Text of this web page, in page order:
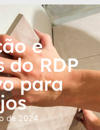
e
do RDP
para
de 2024